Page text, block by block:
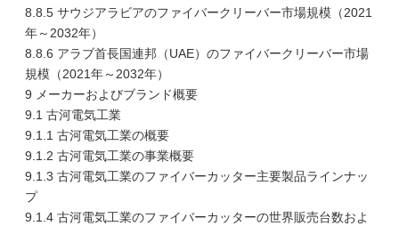
8.8.5 サウジアラビアのファイバークリーバー市場規模（2021
年～2032年）
8.8.6 アラブ首長国連邦（UAE）のファイバークリーバー市場
規模（2021年～2032年）
9 メーカーおよびブランド概要
9.1 古河電気工業
9.1.1 古河電気工業の概要
9.1.2 古河電気工業の事業概要
9.1.3 古河電気工業のファイバーカッター主要製品ラインナッ
プ
9.1.4 古河電気工業のファイバーカッターの世界販売台数およ